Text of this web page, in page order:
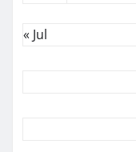
« Jul